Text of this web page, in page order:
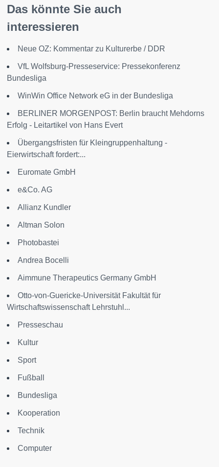
Das könnte Sie auch
interessieren
Neue OZ: Kommentar zu Kulturerbe / DDR
VfL Wolfsburg-Presseservice: Pressekonferenz
Bundesliga
WinWin Office Network eG in der Bundesliga
BERLINER MORGENPOST: Berlin braucht Mehdorns
Erfolg - Leitartikel von Hans Evert
Übergangsfristen für Kleingruppenhaltung -
Eierwirtschaft fordert:...
Euromate GmbH
e&Co. AG
Allianz Kundler
Altman Solon
Photobastei
Andrea Bocelli
Aimmune Therapeutics Germany GmbH
Otto-von-Guericke-Universität Fakultät für
Wirtschaftswissenschaft Lehrstuhl...
Presseschau
Kultur
Sport
Fußball
Bundesliga
Kooperation
Technik
Computer